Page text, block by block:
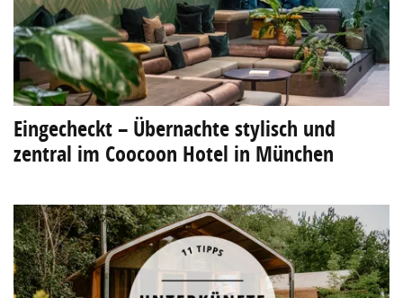
Eingecheckt – Übernachte stylisch und
zentral im Coocoon Hotel in München